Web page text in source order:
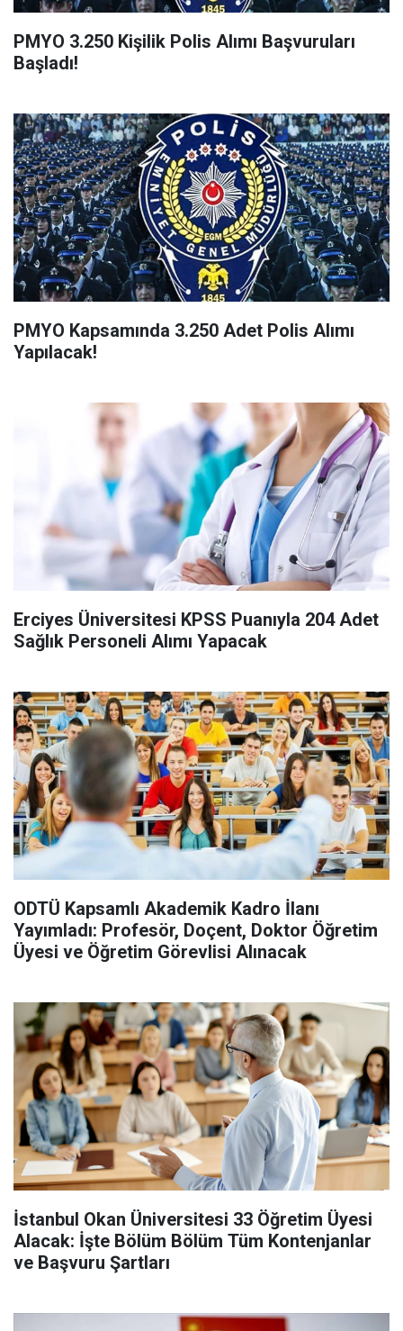
PMYO 3.250 Kişilik Polis Alımı Başvuruları
Başladı!
PMYO Kapsamında 3.250 Adet Polis Alımı
Yapılacak!
Erciyes Üniversitesi KPSS Puanıyla 204 Adet
Sağlık Personeli Alımı Yapacak
ODTÜ Kapsamlı Akademik Kadro İlanı
Yayımladı: Profesör, Doçent, Doktor Öğretim
Üyesi ve Öğretim Görevlisi Alınacak
İstanbul Okan Üniversitesi 33 Öğretim Üyesi
Alacak: İşte Bölüm Bölüm Tüm Kontenjanlar
ve Başvuru Şartları